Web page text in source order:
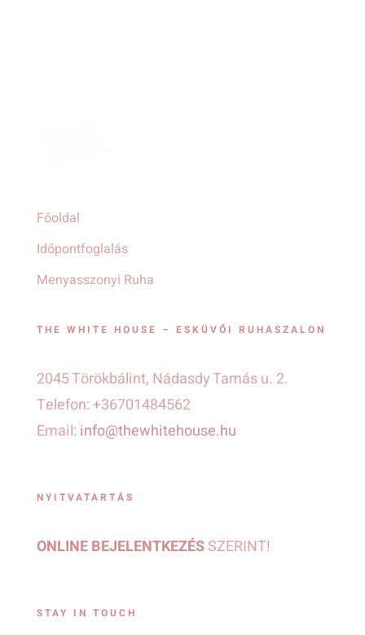
Főoldal
Időpontfoglalás
Menyasszonyi Ruha
THE WHITE HOUSE – ESKÜVŐI RUHASZALON
2045 Törökbálint, Nádasdy Tamás u. 2.
Telefon: +36701484562
Email: info@thewhitehouse.hu
NYITVATARTÁS
ONLINE BEJELENTKEZÉSSZERINT!
STAY IN TOUCH